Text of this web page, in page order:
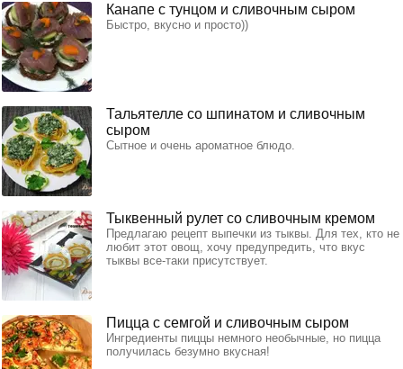
Канапе с тунцом и сливочным сыром
Быстро, вкусно и просто))
Тальятелле со шпинатом и сливочным
сыром
Сытное и очень ароматное блюдо.
Тыквенный рулет со сливочным кремом
Предлагаю рецепт выпечки из тыквы. Для тех, кто не
любит этот овощ, хочу предупредить, что вкус
тыквы все-таки присутствует.
Пицца с семгой и сливочным сыром
Ингредиенты пиццы немного необычные, но пицца
получилась безумно вкусная!